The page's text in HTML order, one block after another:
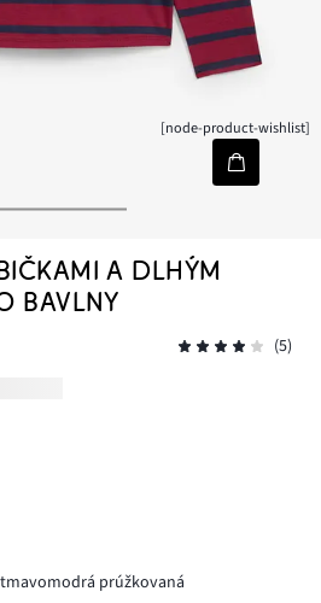
[node-product-wishlist]
A DLHÝM
BAVLNY
(5)
prúžkovaná